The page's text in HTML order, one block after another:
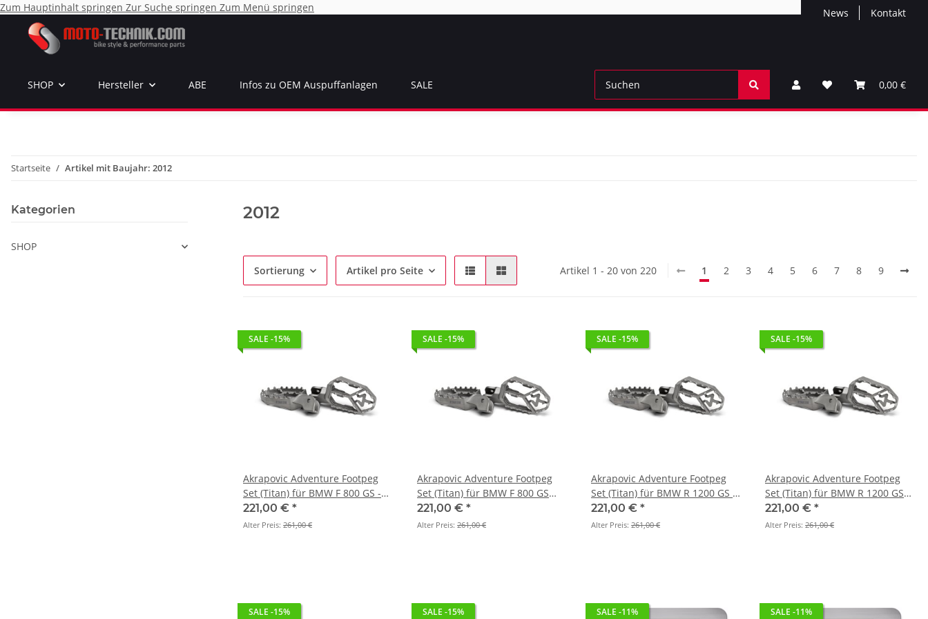
Zum Hauptinhalt springen Zur Suche springen Zum Menü springen News Kontakt
0,00 €
SHOP Hersteller ABE Infos zu OEM Auspuffanlagen SALE
Startseite Artikel mit Baujahr: 2012
2012
Sortierung Artikel pro Seite Artikel 1 - 20 von 220 1 2 3 4 5 6 7 8 9
SALE -15%
Akrapovic Adventure Footpeg
Set (Titan) für BMW F 800 GS -
BJ. 2008 > 2017 (F-BM13T1)
221,00 € *
Alter Preis: 261,00 €
SALE -15%
Akrapovic Adventure Footpeg
Set (Titan) für BMW F 800 GS
ADVENTURE - BJ. 2008 > 2017 (F-
BM13T1)
221,00 € *
Alter Preis: 261,00 €
SALE -15%
Akrapovic Adventure Footpeg
Set (Titan) für BMW R 1200 GS -
BJ. 2004 > 2018 (F-BM13T1)
221,00 € *
Alter Preis: 261,00 €
SALE -15%
Akrapovic Adventure Footpeg
Set (Titan) für BMW R 1200 GS
ADVENTURE - BJ. 2004 > 2018 (F-
BM13T1)
221,00 € *
Alter Preis: 261,00 €
SALE -15% SALE -15% SALE -11% SALE -11%
Kategorien
SHOP